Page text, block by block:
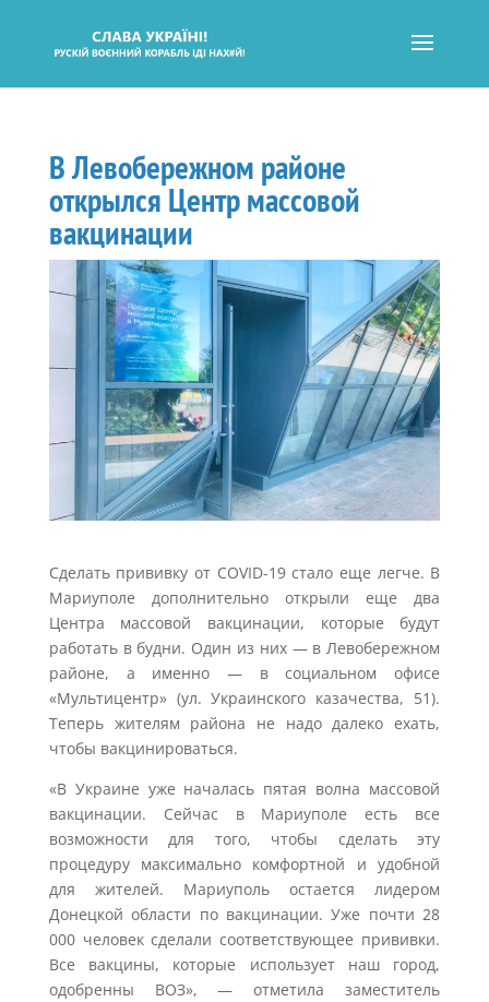
В Левобережном районе
открылся Центр массовой
вакцинации
Сделать прививку от COVID-19 стало еще легче. В
Мариуполе дополнительно открыли еще два
Центра массовой вакцинации, которые будут
работать в будни. Один из них — в Левобережном
районе, а именно — в социальном офисе
«Мультицентр» (ул. Украинского казачества, 51).
Теперь жителям района не надо далеко ехать,
чтобы вакцинироваться.
«В Украине уже началась пятая волна массовой
вакцинации. Сейчас в Мариуполе есть все
возможности для того, чтобы сделать эту
процедуру максимально комфортной и удобной
для жителей. Мариуполь остается лидером
Донецкой области по вакцинации. Уже почти 28
000 человек сделали соответствующее прививки.
Все вакцины, которые использует наш город,
одобренны ВОЗ», — отметила заместитель